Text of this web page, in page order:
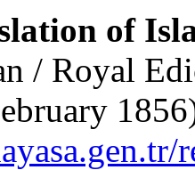
of
/ Royal